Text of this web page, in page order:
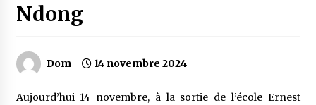
Ndong
Dom 14 novembre 2024
Aujourd’hui 14 novembre, à la sortie de l’école Ernest